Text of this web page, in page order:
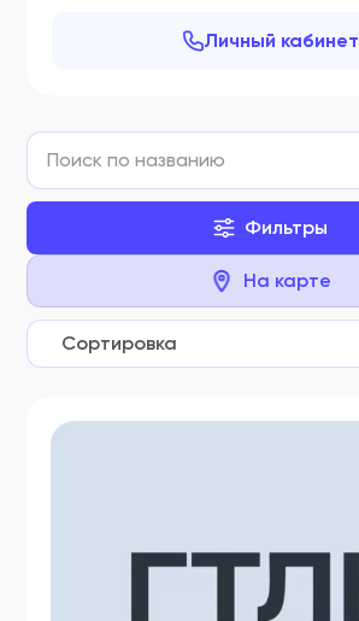
Личный кабинет
Фильтры
На карте
Сортировка